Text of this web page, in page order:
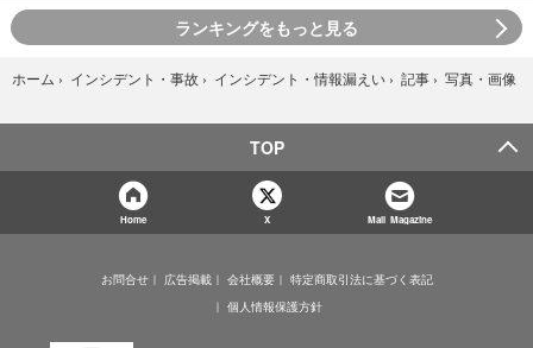
ランキングをもっと見る
ホーム › インシデント・事故 › インシデント・情報漏えい › 記事 › 写真・画像
TOP
Home X Mail Magazine
お問合せ 広告掲載 会社概要
特定商取引法に基づく表記
個人情報保護方針